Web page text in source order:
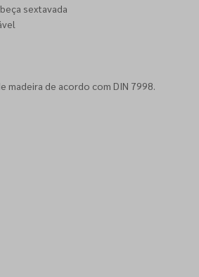
sextavada
madeira de acordo com DIN 7998.